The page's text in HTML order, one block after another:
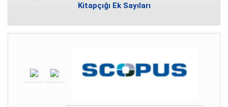
Kitapçığı Ek Sayıları